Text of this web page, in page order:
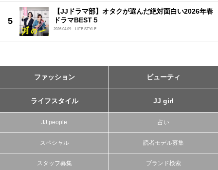
【JJドラマ部】オタクが選んだ絶対面白い2026年春
ドラマBEST５
2026.04.09 LIFE STYLE
ファッション ビューティ
ライフスタイル JJ girl
JJ people 占い
スペシャル 読者モデル募集
スタッフ募集 ブランド検索